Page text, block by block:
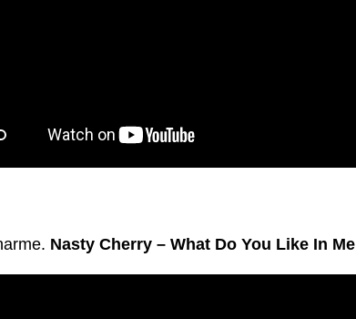
Nasty Cherry – What Do You Like In Me